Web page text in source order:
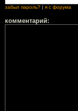
забыл пароль? | я с форума
комментарий: